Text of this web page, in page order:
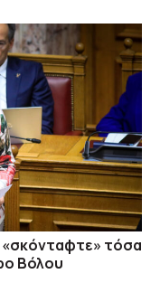
τόσα
Βόλου